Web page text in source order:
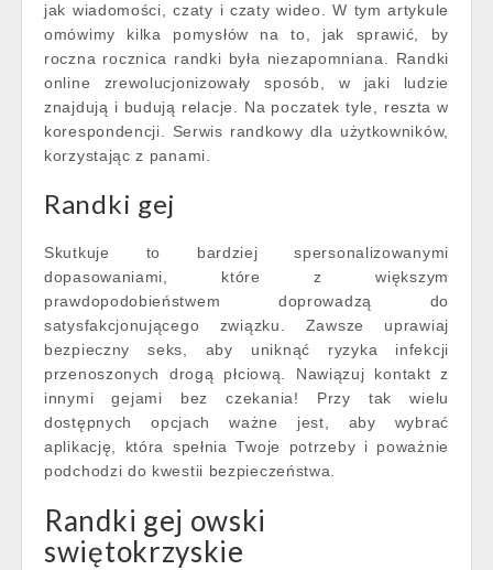
jak wiadomości, czaty i czaty wideo. W tym artykule
omówimy kilka pomysłów na to, jak sprawić, by
roczna rocznica randki była niezapomniana. Randki
online zrewolucjonizowały sposób, w jaki ludzie
znajdują i budują relacje. Na poczatek tyle, reszta w
korespondencji. Serwis randkowy dla użytkowników,
korzystając z panami.
Randki gej
Skutkuje to bardziej spersonalizowanymi
dopasowaniami, które z większym
prawdopodobieństwem doprowadzą do
satysfakcjonującego związku. Zawsze uprawiaj
bezpieczny seks, aby uniknąć ryzyka infekcji
przenoszonych drogą płciową. Nawiązuj kontakt z
innymi gejami bez czekania! Przy tak wielu
dostępnych opcjach ważne jest, aby wybrać
aplikację, która spełnia Twoje potrzeby i poważnie
podchodzi do kwestii bezpieczeństwa.
Randki gej owski
swiętokrzyskie